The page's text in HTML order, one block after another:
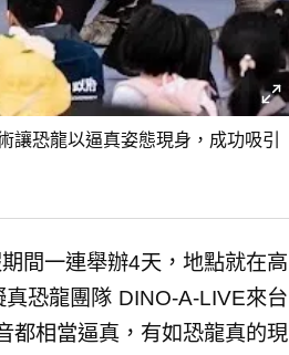
恐龍以逼真姿態現身，成功吸引
間一連舉辦4天，地點就在高
恐龍團隊 DINO-A-LIVE來台
都相當逼真，有如恐龍真的現